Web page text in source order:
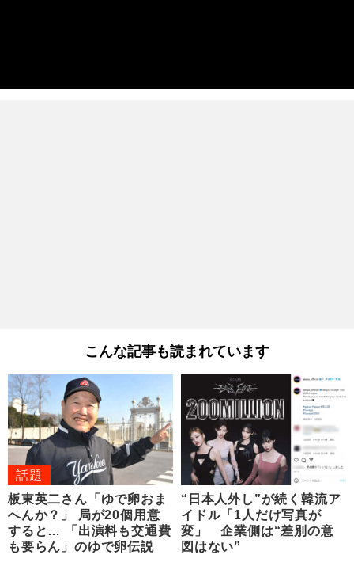
こんな記事も読まれています
話題
板東英二さん「ゆで卵おま
へんか？」 局が20個用意
すると… 「出演料も交通費
も要らん」のゆで卵伝説
“日本人外し”が続く韓流ア
イドル「1人だけ写真が
変」 企業側は“差別の意
図はない”